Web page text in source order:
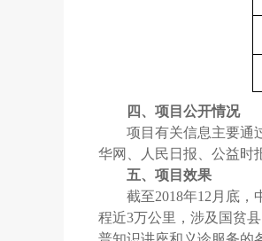
四、项目公开情况
项目有关信息主要通
华网、人民日报、公益时
五、项目效果
截至2018年12月底
程近3万公里，涉及国贫